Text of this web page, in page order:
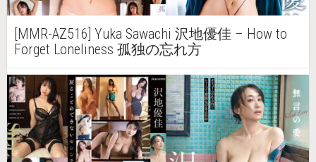
[MMR-AZ516] Yuka Sawachi 沢地優佳 – How to
Forget Loneliness 孤独の忘れ方